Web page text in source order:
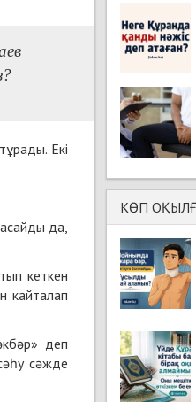
Екі
да,
кеткен
кайталап
деп
сәжде
КӨП